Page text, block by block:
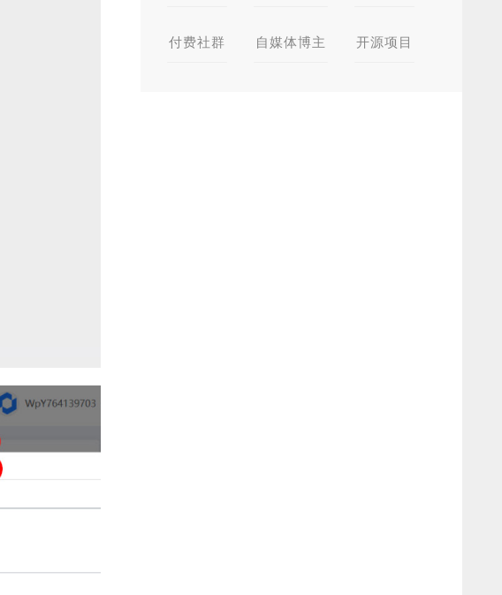
付费社群 自媒体博主 开源项目